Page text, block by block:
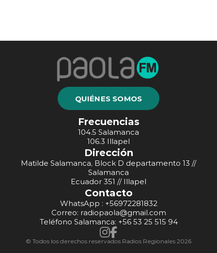
QUIÉNES SOMOS
Frecuencias
104.5 Salamanca
106.3 Illapel
Dirección
Matilde Salamanca, Block D departamento 13 //
Salamanca
Ecuador 351 // Illapel
Contacto
WhatsApp : +56972281832
Correo: radiopaola@gmail.com
Teléfono Salamanca: +56 53 25 515 94
© Todos los derechos reservados Radios Regionales 2026